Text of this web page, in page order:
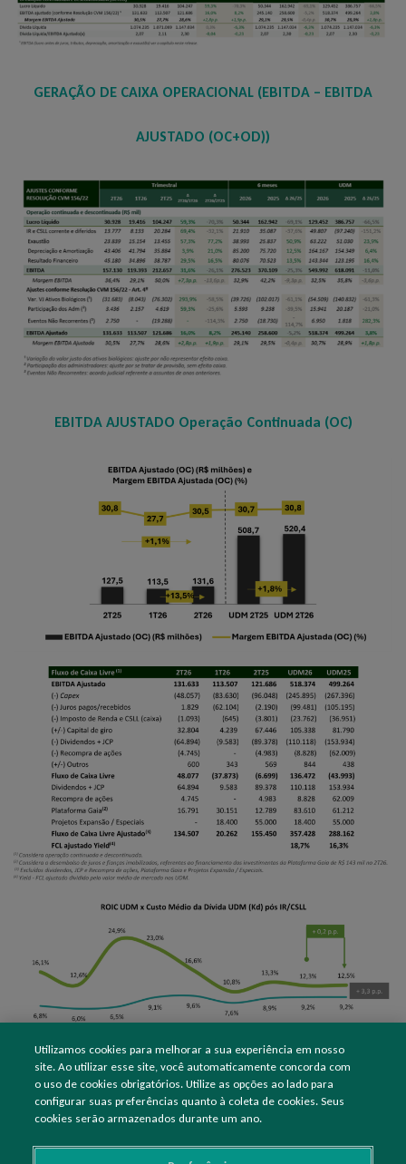
GERAÇÃO DE CAIXA OPERACIONAL (EBITDA – EBITDA
AJUSTADO (OC+OD))
EBITDA AJUSTADO Operação Continuada (OC)
Utilizamos cookies para melhorar a sua experiência em nosso
site. Ao utilizar esse site, você automaticamente concorda com
o uso de cookies obrigatórios. Utilize as opções ao lado para
configurar suas preferências quanto à coleta de cookies. Seus
cookies serão armazenados durante um ano.